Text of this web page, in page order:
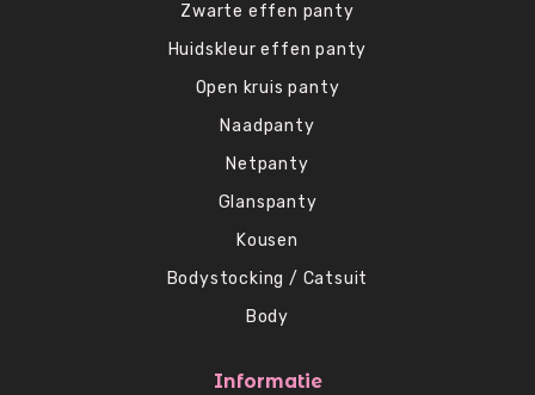
Zwarte effen panty
Huidskleur effen panty
Open kruis panty
Naadpanty
Netpanty
Glanspanty
Kousen
Bodystocking / Catsuit
Body
Informatie